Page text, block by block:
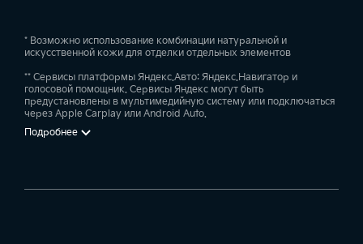
* Возможно использование комбинации натуральной и
искусственной кожи для отделки отдельных элементов
** Сервисы платформы Яндекс.Авто: Яндекс.Навигатор и
голосовой помощник. Сервисы Яндекс могут быть
предустановлены в мультимедийную систему или подключаться
через Apple Carplay или Android Auto.
Подробнее